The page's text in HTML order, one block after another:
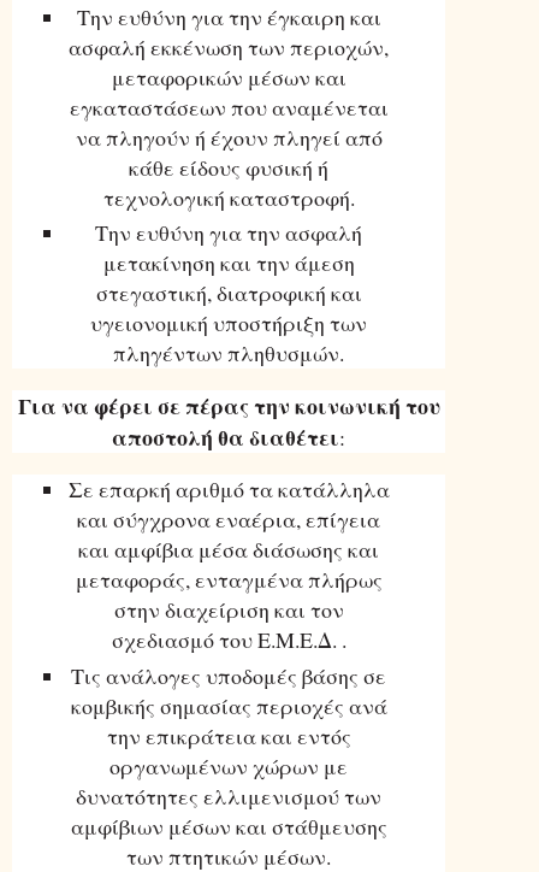
Την ευθύνη για την έγκαιρη και
ασφαλή εκκένωση των περιοχών,
μεταφορικών μέσων και
εγκαταστάσεων που αναμένεται
να πληγούν ή έχουν πληγεί από
κάθε είδους φυσική ή
τεχνολογική καταστροφή.
Την ευθύνη για την ασφαλή
μετακίνηση και την άμεση
στεγαστική, διατροφική και
υγειονομική υποστήριξη των
πληγέντων πληθυσμών.
Για να φέρει σε πέρας την κοινωνική του
αποστολή θα διαθέτει:
Σε επαρκή αριθμό τα κατάλληλα
και σύγχρονα εναέρια, επίγεια
και αμφίβια μέσα διάσωσης και
μεταφοράς, ενταγμένα πλήρως
στην διαχείριση και τον
σχεδιασμό του Ε.Μ.Ε.Δ. .
Τις ανάλογες υποδομές βάσης σε
κομβικής σημασίας περιοχές ανά
την επικράτεια και εντός
οργανωμένων χώρων με
δυνατότητες ελλιμενισμού των
αμφίβιων μέσων και στάθμευσης
των πτητικών μέσων.